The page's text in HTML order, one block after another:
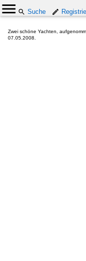
Suche
Zwei schöne Yachten,
07.05.2008.